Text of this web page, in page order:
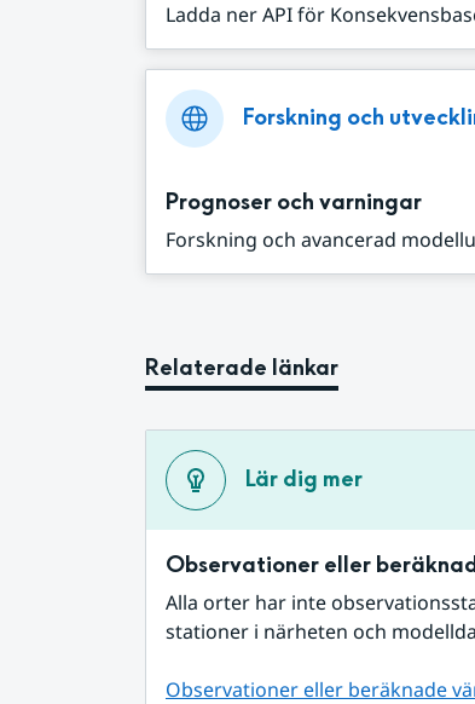
Ladda ner API för
Forskning och
Prognoser och varningar
Forskning och avancerad
Relaterade länkar
Lär dig mer
Observationer eller
Alla orter har inte
stationer i närheten och
Observationer eller beräknade